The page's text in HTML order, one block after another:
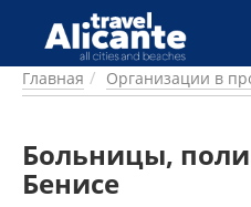
Перейти к основному
ГОРОДА
ПИТАНИЕ
ПРОЖИВАНИЕ
Главная Организации в
Больницы,
Бенисе